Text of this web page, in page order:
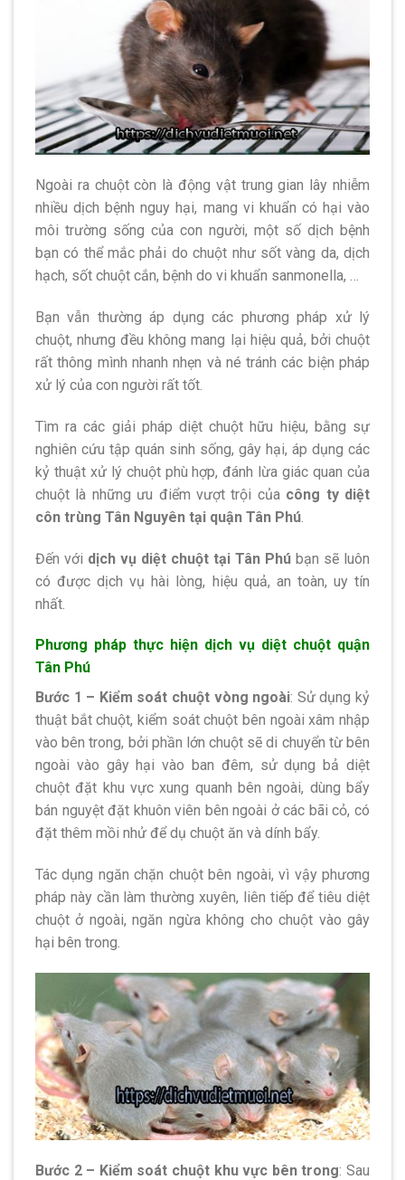
Ngoài ra chuột còn là động vật trung gian lây nhiễm
nhiều dịch bệnh nguy hại, mang vi khuẩn có hại vào
môi trường sống của con người, một số dịch bệnh
bạn có thể mắc phải do chuột như sốt vàng da, dịch
hạch, sốt chuột cắn, bệnh do vi khuẩn sanmonella, …
Bạn vẫn thường áp dụng các phương pháp xử lý
chuột, nhưng đều không mang lại hiệu quả, bởi chuột
rất thông mình nhanh nhẹn và né tránh các biện pháp
xử lý của con người rất tốt.
Tìm ra các giải pháp diệt chuột hữu hiệu, bằng sự
nghiên cứu tập quán sinh sống, gây hại, áp dụng các
kỷ thuật xử lý chuột phù hợp, đánh lừa giác quan của
chuột là những ưu điểm vượt trội của công ty diệt
côn trùng Tân Nguyên tại quận Tân Phú
Đến với dịch vụ diệt chuột tại Tân Phú bạn sẽ luôn
có được dịch vụ hài lòng, hiệu quả, an toàn, uy tín
nhất.
Phương pháp thực hiện dịch vụ diệt chuột quận
Tân Phú
Bước 1 – Kiểm soát chuột vòng ngoài: Sử dụng kỷ
thuật bắt chuột, kiểm soát chuột bên ngoài xâm nhập
vào bên trong, bởi phần lớn chuột sẽ di chuyển từ bên
ngoài vào gây hại vào ban đêm, sử dụng bả diệt
chuột đặt khu vực xung quanh bên ngoài, dùng bẩy
bán nguyệt đặt khuôn viên bên ngoài ở các bãi cỏ, có
đặt thêm mồi nhử để dụ chuột ăn và dính bẩy.
Tác dụng ngăn chặn chuột bên ngoài, vì vậy phương
pháp này cần làm thường xuyên, liên tiếp để tiêu diệt
chuột ở ngoài, ngăn ngừa không cho chuột vào gây
hại bên trong.
Bước 2 – Kiểm soát chuột khu vực bên trong: Sau